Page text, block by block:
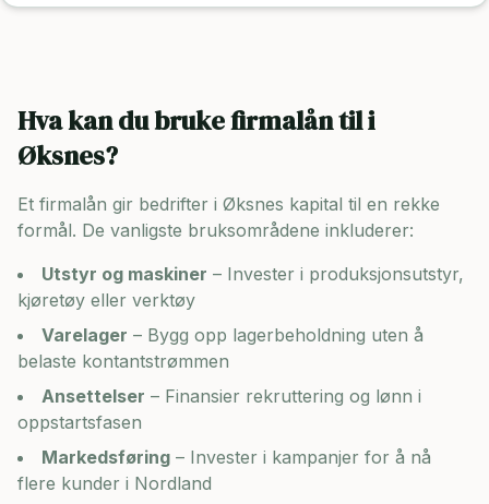
Hva kan du bruke firmalån til i
Øksnes?
Et firmalån gir bedrifter i Øksnes kapital til en rekke
formål. De vanligste bruksområdene inkluderer:
Utstyr og maskiner – Invester i produksjonsutstyr,
kjøretøy eller verktøy
Varelager – Bygg opp lagerbeholdning uten å
belaste kontantstrømmen
Ansettelser – Finansier rekruttering og lønn i
oppstartsfasen
Markedsføring – Invester i kampanjer for å nå
flere kunder i Nordland